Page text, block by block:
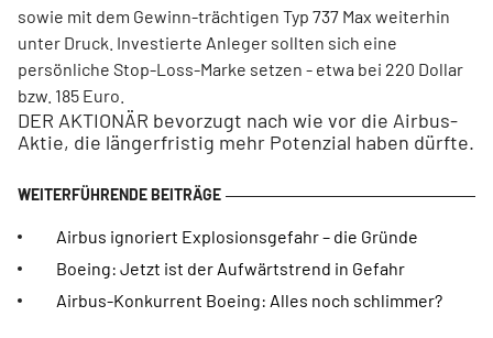
sowie mit dem Gewinn-trächtigen Typ 737 Max weiterhin
unter Druck. Investierte Anleger sollten sich eine
persönliche Stop-Loss-Marke setzen - etwa bei 220 Dollar
bzw. 185 Euro.
DER AKTIONÄR bevorzugt nach wie vor die Airbus-
Aktie, die längerfristig mehr Potenzial haben dürfte.
Airbus ignoriert Explosionsgefahr – die Gründe
Boeing: Jetzt ist der Aufwärtstrend in Gefahr
Airbus-Konkurrent Boeing: Alles noch schlimmer?